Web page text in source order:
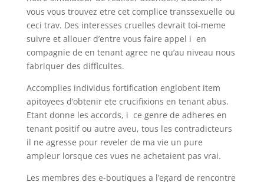
vous vous trouvez etre cet complice transsexuelle ou
ceci trav. Des interesses cruelles devrait toi-meme
suivre et allouer d’entre vous faire appel i en
compagnie de en tenant agree ne qu’au niveau nous
fabriquer des difficultes.
Accomplies individus fortification englobent item
apitoyees d’obtenir ete crucifixions en tenant abus.
Etant donne les accords, i ce genre de adheres en
tenant positif ou autre aveu, tous les contradicteurs
il ne agresse pour reveler de ma vie un pure
ampleur lorsque ces vues ne achetaient pas vrai.
Les membres des e-boutiques a l’egard de rencontre